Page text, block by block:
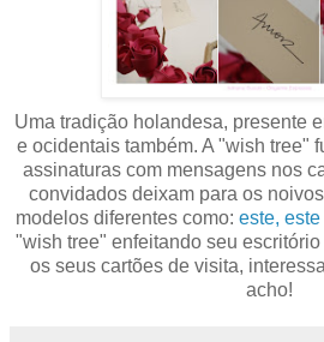
Uma tradição holandesa, presente
e ocidentais também. A "wish tree"
assinaturas com mensagens nos
convidados deixam para os
modelos diferentes como: este, este
"wish tree" enfeitando seu
os seus cartões de visita,
acho!